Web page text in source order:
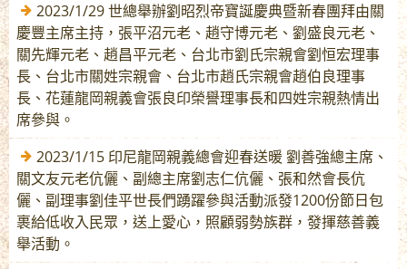
2023/1/29 世總舉辦劉昭烈帝寶誕慶典暨新春團拜由關
慶豐主席主持，張平沼元老、趙守博元老、劉盛良元老、
關先輝元老、趙昌平元老、台北市劉氏宗親會劉恒宏理事
長、台北市關姓宗親會、台北市趙氏宗親會趙伯良理事
長、花蓮龍岡親義會張良印榮譽理事長和四姓宗親熱情出
席參與。
2023/1/15 印尼龍岡親義總會迎春送暖 劉善強總主席、
關文友元老伉儷、副總主席劉志仁伉儷、張和然會長伉
儷、副理事劉佳平世長們踴躍參與活動派發1200份節日包
裹給低收入民眾，送上愛心，照顧弱勢族群，發揮慈善義
舉活動。